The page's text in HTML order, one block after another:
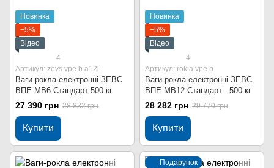
Новинка
−5%
Відео
4
Артикул: zevs.vpe.b.a12l
Ваги-рокла електронні ЗЕВС
ВПЕ МВ6 Стандарт 500 кг
27 390 грн 28 832 грн
Купити
Новинка
−5%
Відео
4
Артикул: rokla.vpe.b
Ваги-рокла електронні ЗЕВС
ВПЕ МВ12 Стандарт - 500 кг
28 282 грн 29 770 грн
Купити
Подарунок